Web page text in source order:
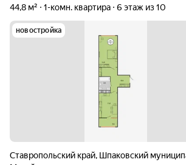
44,8 м² 1-комн. квартира 6 этаж из 10
новостройка
Ставропольский край, Шпаковский